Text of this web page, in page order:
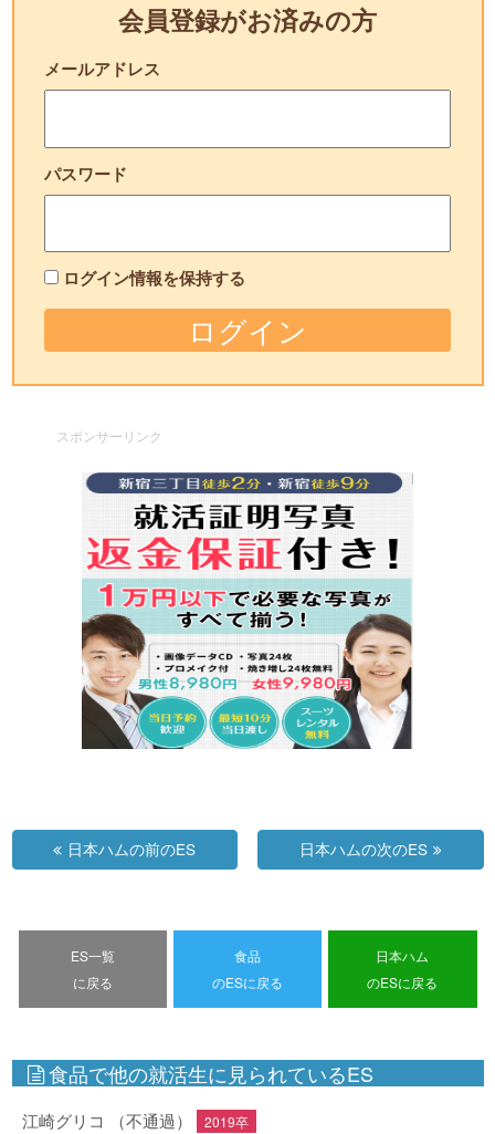
会員登録がお済みの方
メールアドレス
パスワード
ログイン情報を保持する
スポンサーリンク
日本ハムの前のES 日本ハムの次のES
ES一覧
に戻る
食品
のESに戻る
日本ハム
のESに戻る
食品で他の就活生に見られているES
江崎グリコ （不通過） 2019卒